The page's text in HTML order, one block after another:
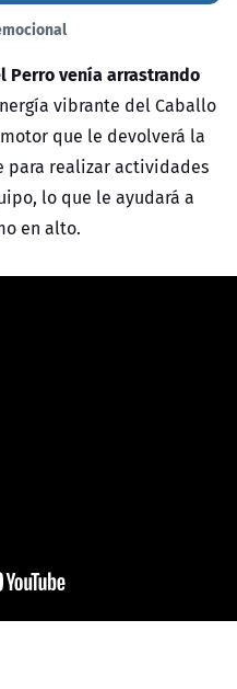
venía arrastrando
vibrante del Caballo
que le devolverá la
para realizar actividades
lo que le ayudará a
en alto.